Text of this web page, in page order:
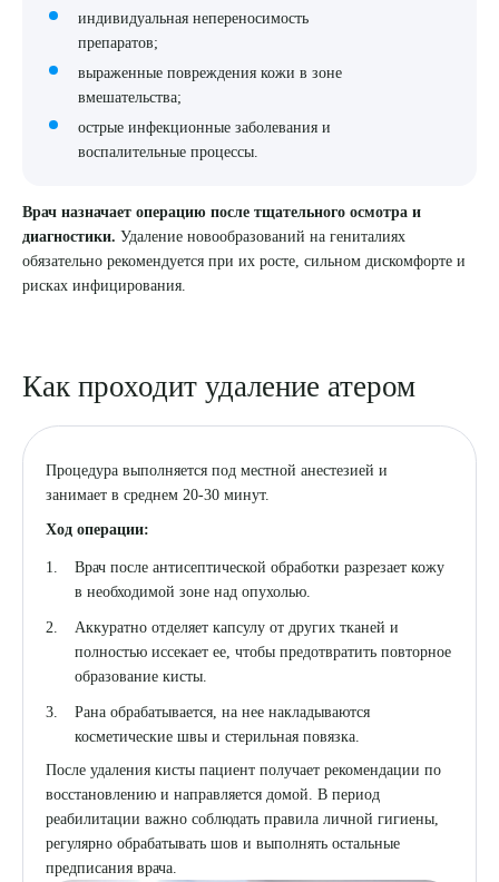
индивидуальная непереносимость
препаратов;
выраженные повреждения кожи в зоне
вмешательства;
острые инфекционные заболевания и
воспалительные процессы.
Врач назначает операцию после тщательного осмотра и
диагностики. Удаление новообразований на гениталиях
обязательно рекомендуется при их росте, сильном дискомфорте и
рисках инфицирования.
Как проходит удаление атером
Процедура выполняется под местной анестезией и
занимает в среднем 20-30 минут.
Ход операции:
Врач после антисептической обработки разрезает кожу
в необходимой зоне над опухолью.
Аккуратно отделяет капсулу от других тканей и
полностью иссекает ее, чтобы предотвратить повторное
образование кисты.
Рана обрабатывается, на нее накладываются
косметические швы и стерильная повязка.
После удаления кисты пациент получает рекомендации по
восстановлению и направляется домой. В период
реабилитации важно соблюдать правила личной гигиены,
регулярно обрабатывать шов и выполнять остальные
предписания врача.
ОТПРАВИТЬ
Я даю согласие на обработку персональных данных
Выберите сопутствующую услугу